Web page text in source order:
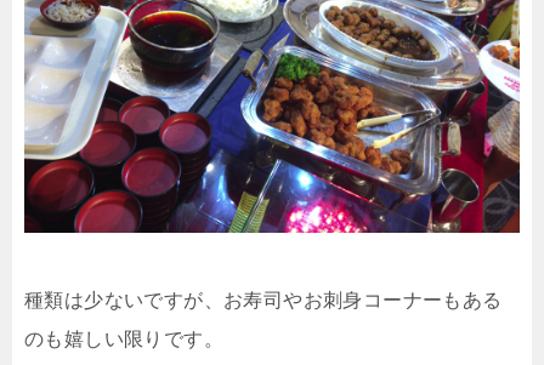
種類は少ないですが、お寿司やお刺身コーナーもある
のも嬉しい限りです。